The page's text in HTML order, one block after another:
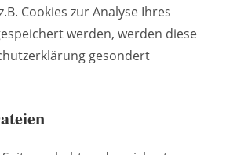
Cookies zur Analyse Ihres
werden, werden diese
gesondert